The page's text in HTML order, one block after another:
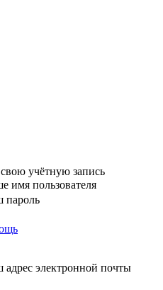
учётную запись
имя пользователя
пароль
адрес электронной почты